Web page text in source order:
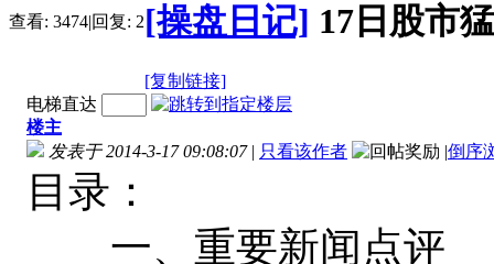
查看: 3474|回复: 2[操盘日记] 17日股市
[复制链接]
电梯直达
楼主
发表于 2014-3-17 09:08:07 | 只看该作者 |倒序
目录：
一、重要新闻点评